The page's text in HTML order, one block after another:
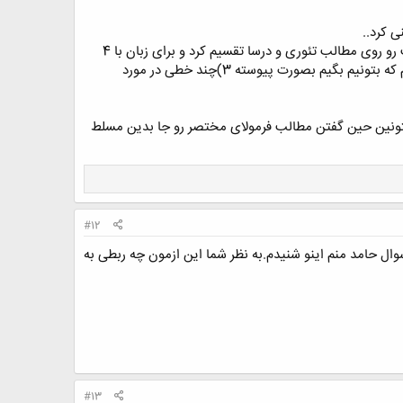
کرد..
منم انگلیسیم زیاد خوب نیست و وقت زیادی هم نداریم که بخوایم روی زبان به این گستردگی کار کنیم...بهتره وقت رو روی مطالب تئوری و درسا تقسیم کرد و برای زبان با 4
آمادگی بریم ..1)در حد معرفی کردن و بیوگرافی خودمون رو آماده کنیم از قبل 2)چند خطی در مورد پروژمون کار کنیم که بتونیم بگیم بصورت پیوسته 3)چند خطی در مورد
حین گفتن مطالب فرمولای مختصر رو جا بدین مسلط
#12
حامد منم اینو شنیدم.به نظر شما این ازمون چه ربطی به
#13